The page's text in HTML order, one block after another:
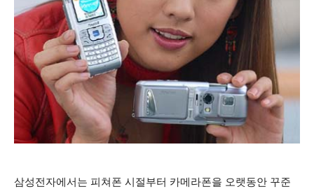
삼성전자에서는 피쳐폰 시절부터 카메라폰을 오랫동안 꾸준